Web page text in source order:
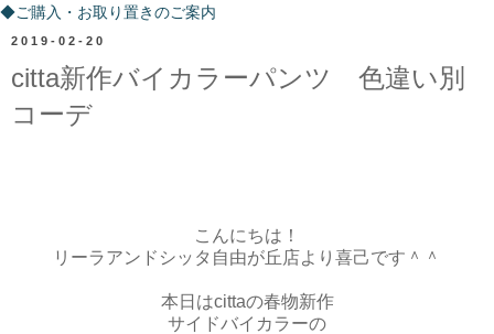
◆ご購入・お取り置きのご案内
2019-02-20
citta新作バイカラーパンツ 色違い別
コーデ
こんにちは！
リーラアンドシッタ自由が丘店より喜己です＾＾
本日はcittaの春物新作
サイドバイカラーの